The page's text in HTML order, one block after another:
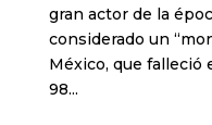
gran actor de la
considerado un
México, que falleció
98...